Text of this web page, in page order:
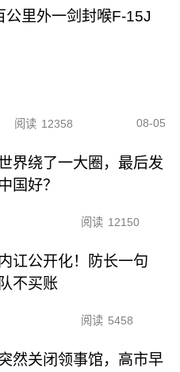
公里外一剑封喉F-15J
阅读 12358 08-05
界绕了一大圈，最后发
国好？
阅读 12150
讧公开化！防长一句
不买账
阅读 5458
然关闭领事馆，高市早